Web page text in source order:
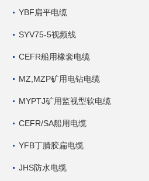
YBF扁平电缆
SYV75-5视频线
CEFR船用橡套电缆
MZ,MZP矿用电钻电缆
MYPTJ矿用监视型软电缆
CEFR/SA船用电缆
YFB丁腈胶扁电缆
JHS防水电缆